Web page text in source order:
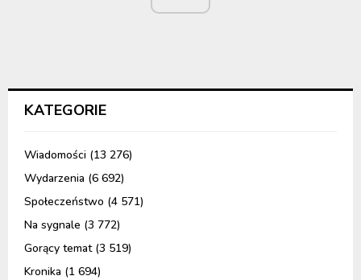
KATEGORIE
Wiadomości (13 276)
Wydarzenia (6 692)
Społeczeństwo (4 571)
Na sygnale (3 772)
Gorący temat(3 519)
Kronika (1 694)